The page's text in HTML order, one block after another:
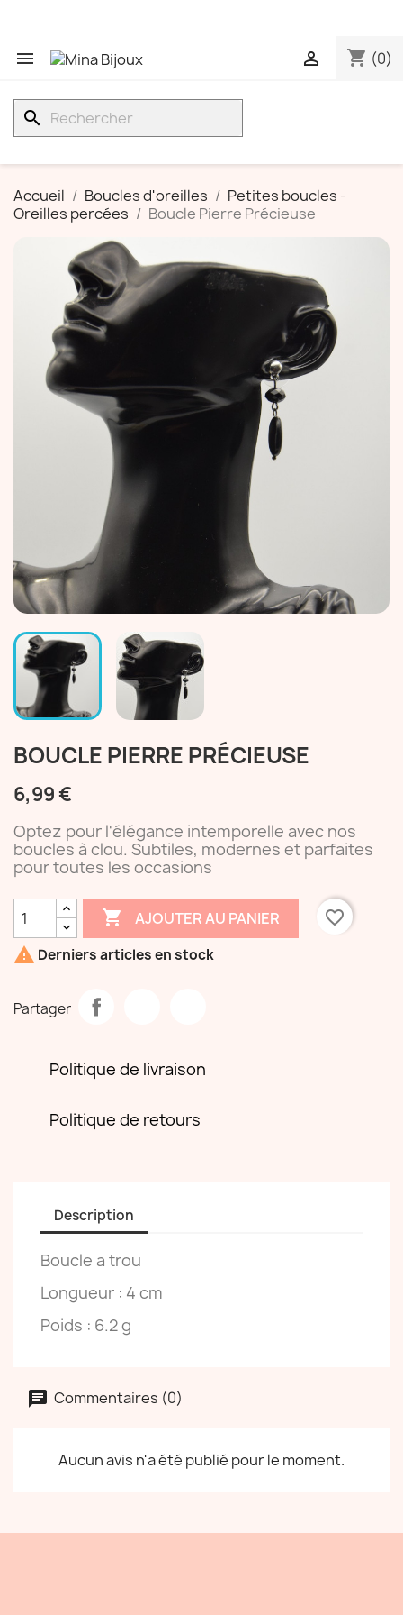
 shopping_cart (0)

search
Accueil Boucles d'oreilles
Petites boucles -
Oreilles percées
Boucle Pierre Précieuse
BOUCLE PIERRE PRÉCIEUSE
6,99 €
Optez pour l'élégance intemporelle avec nos
boucles à clou. Subtiles, modernes et parfaites
pour toutes les occasions
 AJOUTER AU PANIER
favorite_border
 Derniers articles en stock
Partager
Politique de livraison
Politique de retours
Description
Boucle a trou
Longueur : 4 cm
Poids : 6.2 g
Commentaires (0)
Aucun avis n'a été publié pour le moment.